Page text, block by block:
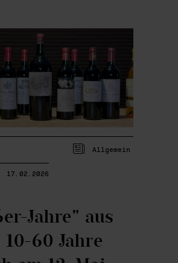
Allgemein
17.02.2026
Jahre" aus
10-60 Jahre